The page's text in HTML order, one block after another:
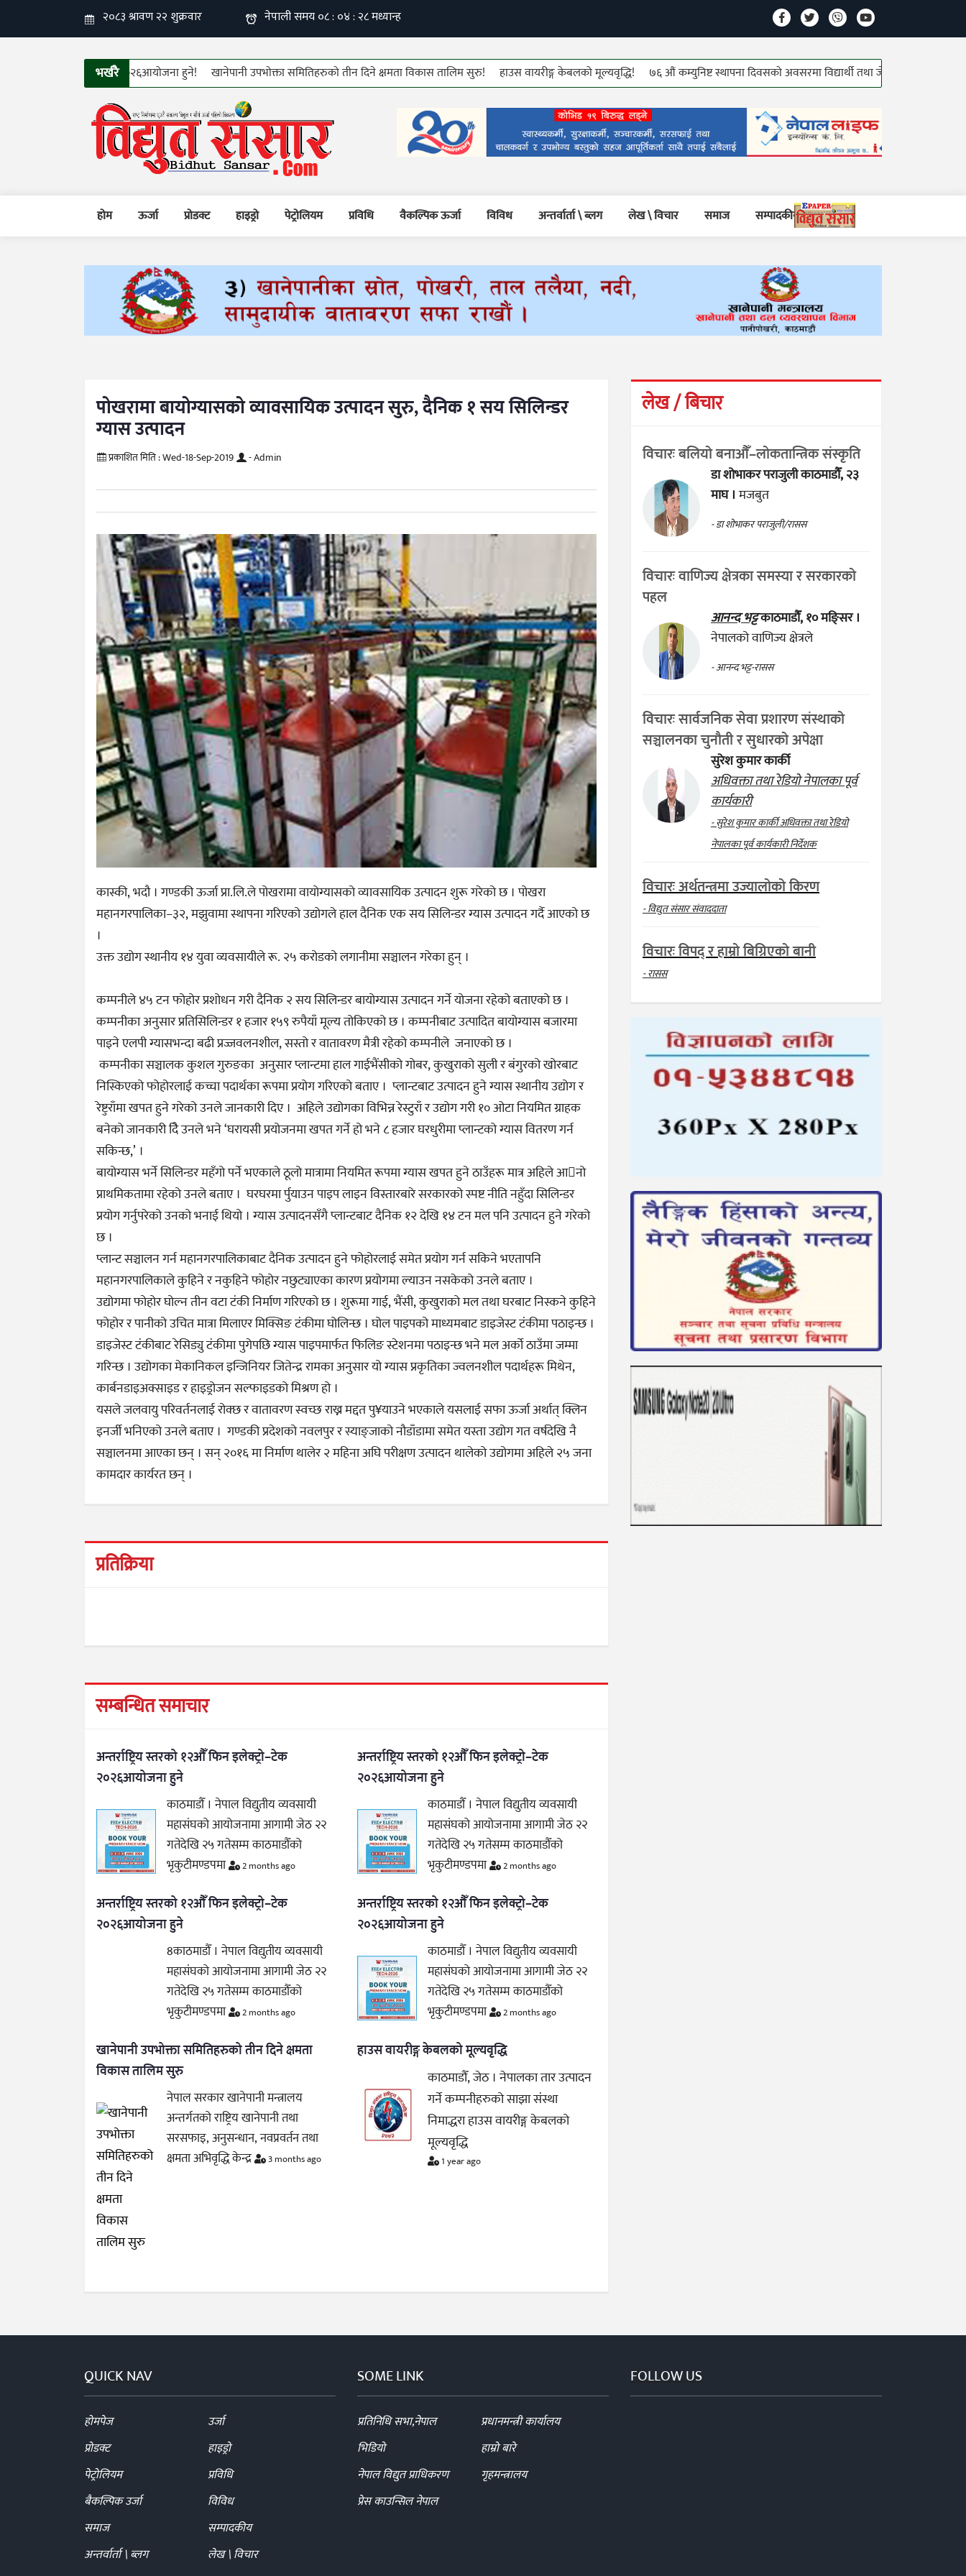
भर्खरै
फिन इलेक्ट्रो–टेक २०२६आयोजना हुने! खानेपानी उपभोक्ता समितिहरुको तीन दिने क्षमता विकास तालिम सुरु! हाउस वायरीङ्ग केबलको मूल्यवृद्धि! ७६ औं कम्युनिष्ट स्थापना दिवसको अवसरमा विद्यार्थी तथा जेष्ठ कम्युनिष्ट योद्धाहरु
होम ऊर्जा प्रोडक्ट हाइड्रो पेट्रोलियम प्रविधि वैकल्पिक ऊर्जा विविध अन्तर्वार्ता \ ब्लग लेख \ विचार समाज सम्पादकीय
पोखरामा बायोग्यासको व्यावसायिक उत्पादन सुरु, दैनिक १ सय सिलिन्डर
ग्यास उत्पादन
प्रकाशित मिति :Wed-18-Sep-2019 - Admin
कास्की, भदौ । गण्डकी ऊर्जा प्रा.लि.ले पोखरामा वायोग्यासको व्यावसायिक उत्पादन शुरू गरेको छ । पोखरा
महानगरपालिका–३२, मझुवामा स्थापना गरिएको उद्योगले हाल दैनिक एक सय सिलिन्डर ग्यास उत्पादन गर्दै आएको छ
।
उक्त उद्योग स्थानीय १४ युवा व्यवसायीले रू. २५ करोडको लगानीमा सञ्चालन गरेका हुन् ।
कम्पनीले ४५ टन फोहोर प्रशोधन गरी दैनिक २ सय सिलिन्डर बायोग्यास उत्पादन गर्ने योजना रहेको बताएको छ ।
कम्पनीका अनुसार प्रतिसिलिन्डर १ हजार १५९ रुपैयाँ मूल्य तोकिएको छ । कम्पनीबाट उत्पादित बायोग्यास बजारमा
पाइने एलपी ग्यासभन्दा बढी प्रज्जवलनशील, सस्तो र वातावरण मैत्री रहेको कम्पनीले जनाएको छ ।
कम्पनीका सञ्चालक कुशल गुरुङका अनुसार प्लान्टमा हाल गाईभैंसीको गोबर, कुखुराको सुली र बंगुरको खोरबाट
निस्किएको फोहोरलाई कच्चा पदार्थका रूपमा प्रयोग गरिएको बताए । प्लान्टबाट उत्पादन हुने ग्यास स्थानीय उद्योग र
रेष्टुराँमा खपत हुने गरेको उनले जानकारी दिए । अहिले उद्योगका विभिन्न रेस्टुराँ र उद्योग गरी १० ओटा नियमित ग्राहक
बनेको जानकारी दिै उनले भने ‘घरायसी प्रयोजनमा खपत गर्ने हो भने ८ हजार घरधुरीमा प्लान्टको ग्यास वितरण गर्न
सकिन्छ,’ ।
बायोग्यास भर्ने सिलिन्डर महँगो पर्ने भएकाले ठूलो मात्रामा नियमित रूपमा ग्यास खपत हुने ठाउँहरू मात्र अहिले आनो
प्राथमिकतामा रहेको उनले बताए । घरघरमा र्पुयाउन पाइप लाइन विस्तारबारे सरकारको स्पष्ट नीति नहुँदा सिलिन्डर
प्रयोग गर्नुपरेको उनको भनाई थियो । ग्यास उत्पादनसँगै प्लान्टबाट दैनिक १२ देखि १४ टन मल पनि उत्पादन हुने गरेको
छ ।
प्लान्ट सञ्चालन गर्न महानगरपालिकाबाट दैनिक उत्पादन हुने फोहोरलाई समेत प्रयोग गर्न सकिने भएतापनि
महानगरपालिकाले कुहिने र नकुहिने फोहोर नछुट्याएका कारण प्रयोगमा ल्याउन नसकेको उनले बताए ।
उद्योगमा फोहोर घोल्न तीन वटा टंकी निर्माण गरिएको छ । शुरूमा गाई, भैंसी, कुखुराको मल तथा घरबाट निस्कने कुहिने
फोहोर र पानीको उचित मात्रा मिलाएर मिक्सिङ टंकीमा घोलिन्छ । घोल पाइपको माध्यमबाट डाइजेस्ट टंकीमा पठाइन्छ ।
डाइजेस्ट टंकीबाट रेसिड्यु टंकीमा पुगेपछि ग्यास पाइपमार्फत फिलिङ स्टेशनमा पठाइन्छ भने मल अर्को ठाउँमा जम्मा
गरिन्छ । उद्योगका मेकानिकल इन्जिनियर जितेन्द्र रामका अनुसार यो ग्यास प्रकृतिका ज्वलनशील पदार्थहरू मिथेन,
कार्बनडाइअक्साइड र हाइड्रोजन सल्फाइडको मिश्रण हो ।
यसले जलवायु परिवर्तनलाई रोक्छ र वातावरण स्वच्छ राख्न मद्दत पु¥याउने भएकाले यसलाई सफा ऊर्जा अर्थात् क्लिन
इनर्जी भनिएको उनले बताए । गण्डकी प्रदेशको नवलपुर र स्याङ्जाको नौडाँडामा समेत यस्ता उद्योग गत वर्षदेखि नै
सञ्चालनमा आएका छन् । सन् २०१६ मा निर्माण थालेर २ महिना अघि परीक्षण उत्पादन थालेको उद्योगमा अहिले २५ जना
कामदार कार्यरत छन् ।
प्रतिक्रिया
सम्बन्धित समाचार
अन्तर्राष्ट्रिय स्तरको १२औँ फिन इलेक्ट्रो–टेक
२०२६आयोजना हुने
काठमाडौँ । नेपाल विद्युतीय व्यवसायी
महासंघको आयोजनामा आगामी जेठ २२
गतेदेखि २५ गतेसम्म काठमाडौँको
भृकुटीमण्डपमा
2 months ago
अन्तर्राष्ट्रिय स्तरको १२औँ फिन इलेक्ट्रो–टेक
२०२६आयोजना हुने
काठमाडौँ । नेपाल विद्युतीय व्यवसायी
महासंघको आयोजनामा आगामी जेठ २२
गतेदेखि २५ गतेसम्म काठमाडौँको
भृकुटीमण्डपमा
2 months ago
अन्तर्राष्ट्रिय स्तरको १२औँ फिन इलेक्ट्रो–टेक
२०२६आयोजना हुने
8काठमाडौँ । नेपाल विद्युतीय व्यवसायी
महासंघको आयोजनामा आगामी जेठ २२
गतेदेखि २५ गतेसम्म काठमाडौँको
भृकुटीमण्डपमा
2 months ago
अन्तर्राष्ट्रिय स्तरको १२औँ फिन इलेक्ट्रो–टेक
२०२६आयोजना हुने
काठमाडौँ । नेपाल विद्युतीय व्यवसायी
महासंघको आयोजनामा आगामी जेठ २२
गतेदेखि २५ गतेसम्म काठमाडौँको
भृकुटीमण्डपमा
2 months ago
खानेपानी उपभोक्ता समितिहरुको तीन दिने क्षमता
विकास तालिम सुरु
नेपाल सरकार खानेपानी मन्त्रालय
अन्तर्गतको राष्ट्रिय खानेपानी तथा
सरसफाइ, अनुसन्धान, नवप्रवर्तन तथा
क्षमता अभिवृद्धि केन्द्र
3 months ago
हाउस वायरीङ्ग केबलको मूल्यवृद्धि
काठमाडौँ, जेठ । नेपालका तार उत्पादन
गर्ने कम्पनीहरुको साझा संस्था
निमाद्धरा हाउस वायरीङ्ग केबलको
मूल्यवृद्धि
1 year ago
लेख / बिचार
विचारः बलियो बनाऔँ–लोकतान्त्रिक संस्कृति
डा शोभाकर पराजुलीकाठमाडौँ, २३
माघ ।मजबुत
- डा शोभाकर पराजुली/रासस
विचारः वाणिज्य क्षेत्रका समस्या र सरकारको
पहल
आनन्द भट्टकाठमाडौँ, १० मङ्सिर ।
नेपालको वाणिज्य क्षेत्रले
- आनन्द भट्ट-रासस
विचारः सार्वजनिक सेवा प्रशारण संस्थाको
सञ्चालनका चुनौती र सुधारको अपेक्षा
सुरेश कुमार कार्की
अधिवक्ता तथा रेडियो नेपालका पूर्व
कार्यकारी
- सुरेश कुमार कार्की अधिवक्ता तथा रेडियो
नेपालका पूर्व कार्यकारी निर्देशक
विचारः अर्थतन्त्रमा उज्यालोको किरण
- विद्युत संसार संवाददाता
विचारः विपद् र हाम्रो बिग्रिएको बानी
- रासस
QUICK NAV
होमपेज
उर्जा
प्रोडक्ट
हाइड्रो
पेट्रोलियम
प्रविधि
बैकल्पिक उर्जा
विविध
समाज
सम्पादकीय
अन्तर्वार्ता \ ब्लग
लेख \ विचार
SOME LINK
प्रतिनिधि सभा,नेपाल
प्रधानमन्त्री कार्यालय
भिडियो
हाम्रो बारे
नेपाल विद्युत प्राधिकरण
गृहमन्त्रालय
प्रेस काउन्सिल नेपाल
FOLLOW US